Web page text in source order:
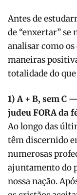
Antes de
de “enxertar” se
analisar como
maneiras
totalidade do
1) A + B, sem C
judeu FORA da
Ao longo das
têm discernido
numerosas
ajuntamento do
nossa nação.